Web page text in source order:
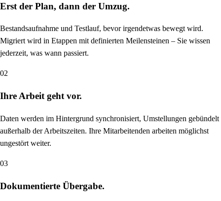
Erst der Plan, dann der Umzug.
Bestandsaufnahme und Testlauf, bevor irgendetwas bewegt wird.
Migriert wird in Etappen mit definierten Meilensteinen – Sie wissen
jederzeit, was wann passiert.
02
Ihre Arbeit geht vor.
Daten werden im Hintergrund synchronisiert, Umstellungen gebündelt
außerhalb der Arbeitszeiten. Ihre Mitarbeitenden arbeiten möglichst
ungestört weiter.
03
Dokumentierte Übergabe.